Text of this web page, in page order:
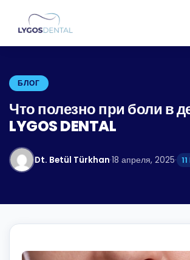
БЛОГ
Что полезно при боли в
LYGOS DENTAL
Dt. Betül Türkhan·18 апреля, 2025·